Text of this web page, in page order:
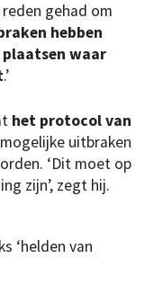
gehad om
hebben
waar
.’
het protocol van
uitbraken
‘Dit moet op
zijn’, zegt hij.
‘helden van